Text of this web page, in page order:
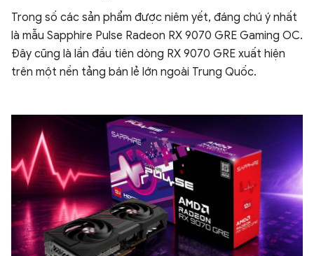
Trong số các sản phẩm được niêm yết, đáng chú ý nhất
là mẫu Sapphire Pulse Radeon RX 9070 GRE Gaming OC.
Đây cũng là lần đầu tiên dòng RX 9070 GRE xuất hiện
trên một nền tảng bán lẻ lớn ngoài Trung Quốc.